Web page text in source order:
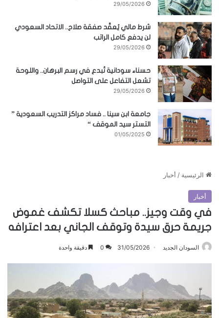
29/05/2026
شرط مالي يُعقّد صفقة صلاح.. الاتحاد السعودي
لن يدفع كامل الراتب
29/05/2026
حسناء سودانية تُبدع في رسم البرهان.. واللوحة
تشعل التفاعل على التواصل
29/05/2026
جامعة ابن سينا .. فساد مراكز التدريب السعودية ”
التستر سيد الموقف “
01/05/2025